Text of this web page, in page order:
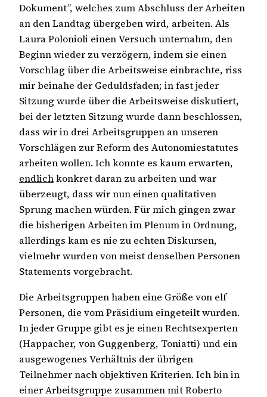
Dokument”, welches zum Abschluss der Arbeiten
an den Landtag übergeben wird, arbeiten. Als
Laura Polonioli einen Versuch unternahm, den
Beginn wieder zu verzögern, indem sie einen
Vorschlag über die Arbeitsweise einbrachte, riss
mir beinahe der Geduldsfaden; in fast jeder
Sitzung wurde über die Arbeitsweise diskutiert,
bei der letzten Sitzung wurde dann beschlossen,
dass wir in drei Arbeitsgruppen an unseren
Vorschlägen zur Reform des Autonomiestatutes
arbeiten wollen. Ich konnte es kaum erwarten,
endlichkonkret daran zu arbeiten und war
überzeugt, dass wir nun einen qualitativen
Sprung machen würden. Für mich gingen zwar
die bisherigen Arbeiten im Plenum in Ordnung,
allerdings kam es nie zu echten Diskursen,
vielmehr wurden von meist denselben Personen
Statements vorgebracht.
Die Arbeitsgruppen haben eine Größe von elf
Personen, die vom Präsidium eingeteilt wurden.
In jeder Gruppe gibt es je einen Rechtsexperten
(Happacher, von Guggenberg, Toniatti) und ein
ausgewogenes Verhältnis der übrigen
Teilnehmer nach objektiven Kriterien. Ich bin in
einer Arbeitsgruppe zusammen mit Roberto